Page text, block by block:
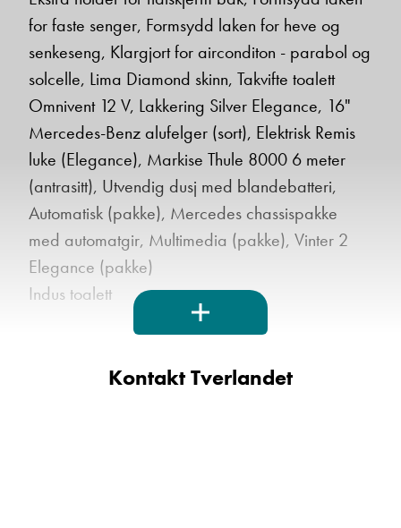
for faste senger, Formsydd laken for heve og
senkeseng, Klargjort for airconditon - parabol og
solcelle, Lima Diamond skinn, Takvifte toalett
Omnivent 12 V, Lakkering Silver Elegance, 16"
Mercedes-Benz alufelger (sort), Elektrisk Remis
luke (Elegance), Markise Thule 8000 6 meter
(antrasitt), Utvendig dusj med blandebatteri,
Automatisk (pakke), Mercedes chassispakke
med automatgir, Multimedia (pakke), Vinter 2
Elegance (pakke)
Indus toalett
Bürstner Elegance I 910 G 2023
Kontakt Tverlandet